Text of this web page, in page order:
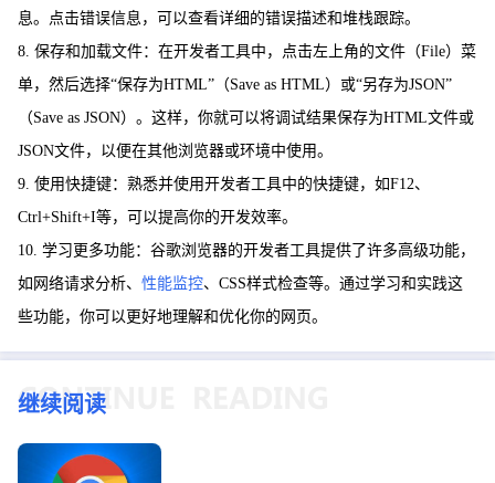
息。点击错误信息，可以查看详细的错误描述和堆栈跟踪。
8. 保存和加载文件：在开发者工具中，点击左上角的文件（File）菜
单，然后选择“保存为HTML”（Save as HTML）或“另存为JSON”
（Save as JSON）。这样，你就可以将调试结果保存为HTML文件或
JSON文件，以便在其他浏览器或环境中使用。
9. 使用快捷键：熟悉并使用开发者工具中的快捷键，如F12、
Ctrl+Shift+I等，可以提高你的开发效率。
10. 学习更多功能：谷歌浏览器的开发者工具提供了许多高级功能，
如网络请求分析、 性能监控、CSS样式检查等。通过学习和实践这
些功能，你可以更好地理解和优化你的网页。
继续阅读